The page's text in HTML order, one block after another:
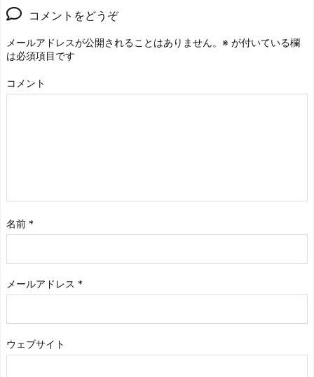
コメントをどうぞ
メールアドレスが公開されることはありません。 ※ が付いている欄
は必須項目です
コメント
名前 *
メールアドレス *
ウェブサイト